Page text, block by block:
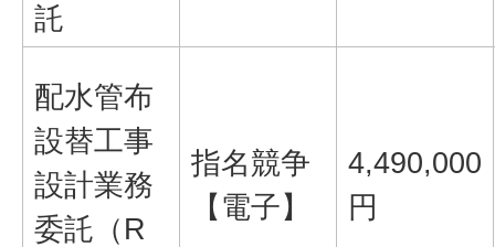
託
配水管布
設替工事
設計業務
委託（R
指名競争
【電子】
4,490,000
円